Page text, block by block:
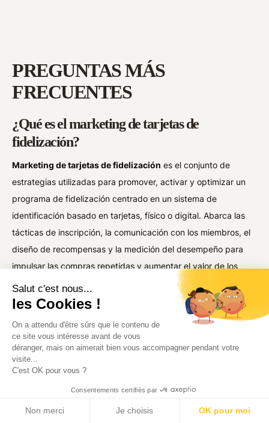
Salut c'est nous...
les Cookies !
On a attendu d'être sûrs que le contenu de
ce site vous intéresse avant de vous
déranger, mais on aimerait bien vous accompagner pendant votre
visite...
C'est OK pour vous ?
Consentements certifiés par
Non merci Je choisis OK pour moi
PREGUNTAS MÁS
FRECUENTES
¿Qué es el marketing de tarjetas de
fidelización?
Marketing de tarjetas de fidelización es el conjunto de
estrategias utilizadas para promover, activar y optimizar un
programa de fidelización centrado en un sistema de
identificación basado en tarjetas, físico o digital. Abarca las
tácticas de inscripción, la comunicación con los miembros, el
diseño de recompensas y la medición del desempeño para
impulsar las compras repetidas y aumentar el valor de los
clientes durante toda su vida útil.
¿Cómo se comercializa eficazmente un
programa de tarjetas de fidelización?
Comience con una inscripción de alta visibilidad en todos los
puntos de contacto clave: páginas de productos, proceso de
pago, correos electrónicos posteriores a la compra y